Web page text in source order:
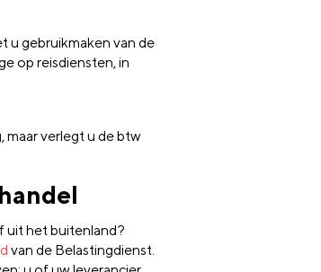
u gebruikmaken van de
op reisdiensten, in
maar verlegt u de btw
uit het buitenland?
van de Belastingdienst.